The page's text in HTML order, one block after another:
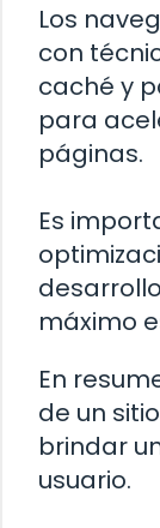
Los
con
caché y
para
páginas.
Es
máximo
En
de un
brindar
usuario.